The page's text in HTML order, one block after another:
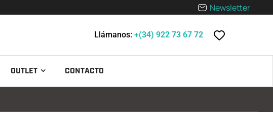
Newsletter
Llámanos: +(34) 922 73 67 72
OUTLET CONTACTO